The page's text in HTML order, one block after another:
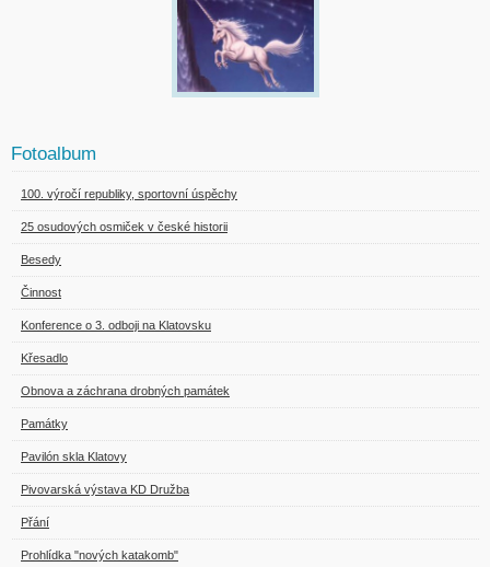
Fotoalbum
100. výročí republiky, sportovní úspěchy
25 osudových osmiček v české historii
Besedy
Činnost
Konference o 3. odboji na Klatovsku
Křesadlo
Obnova a záchrana drobných památek
Památky
Pavilón skla Klatovy
Pivovarská výstava KD Družba
Přání
Prohlídka "nových katakomb"